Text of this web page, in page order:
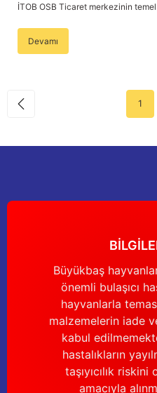
İTOB OSB Ticaret merkezinin
Devamı
1
Büyükbaş
önemli bulaşıcı
hayvanlarla
malzemelerin iade
kabul
hastalıkların
taşıyıcılık
amacıyla